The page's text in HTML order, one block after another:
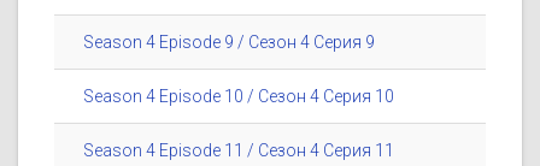
Season 4 Episode 9 / Сезон 4 Серия 9
Season 4 Episode 10 / Сезон 4 Серия 10
Season 4 Episode 11 / Сезон 4 Серия 11